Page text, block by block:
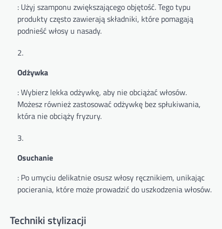
: Użyj szamponu zwiększającego objętość. Tego typu
produkty często zawierają składniki, które pomagają
podnieść włosy u nasady.
Odżywka
: Wybierz lekka odżywkę, aby nie obciążać włosów.
Możesz również zastosować odżywkę bez spłukiwania,
która nie obciąży fryzury.
Osuchanie
: Po umyciu delikatnie osusz włosy ręcznikiem, unikając
pocierania, które może prowadzić do uszkodzenia włosów.
Techniki stylizacji